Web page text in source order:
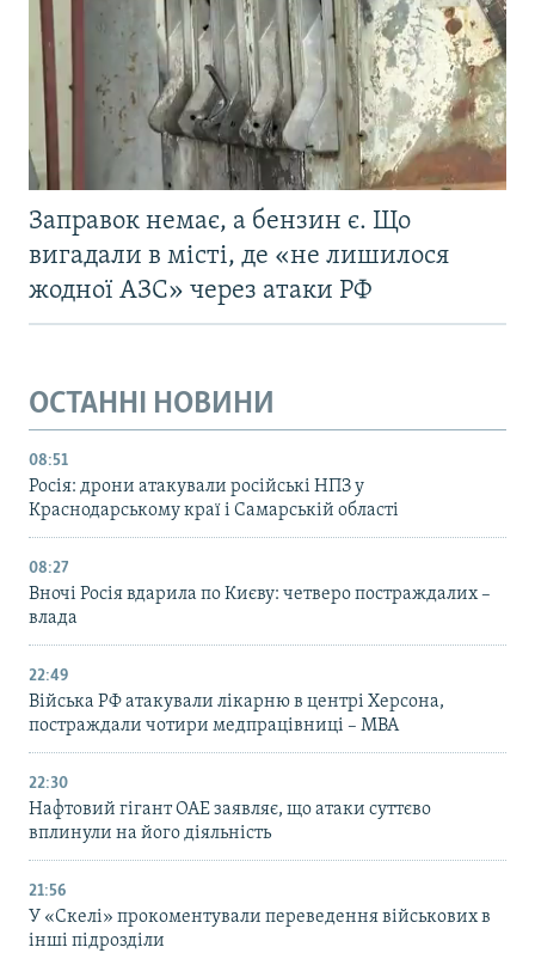
Заправок немає, а бензин є. Що
вигадали в місті, де «не лишилося
жодної АЗС» через атаки РФ
ОСТАННІ НОВИНИ
08:51
Росія: дрони атакували російські НПЗ у
Краснодарському краї і Самарській області
08:27
Вночі Росія вдарила по Києву: четверо постраждалих –
влада
22:49
Війська РФ атакували лікарню в центрі Херсона,
постраждали чотири медпрацівниці – МВА
22:30
Нафтовий гігант ОАЕ заявляє, що атаки суттєво
вплинули на його діяльність
21:56
У «Скелі» прокоментували переведення військових в
інші підрозділи